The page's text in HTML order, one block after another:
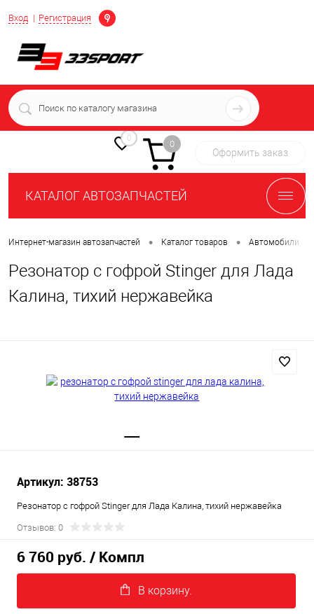
Вход Регистрация
Определение
+7 (939) 716-10-06
пн-пт 7:00-16:00 МСК
0
0
Оформить заказ
КАТАЛОГ АВТОЗАПЧАСТЕЙ
Интернет-магазин автозапчастей • Каталог товаров • Автомобили
Резонатор с гофрой Stinger для Лада
Калина, тихий нержавейка
Артикул: 38753
Резонатор с гофрой Stinger для Лада Калина, тихий нержавейка
Отзывов: 0
6 760 руб. / Компл
В корзину.